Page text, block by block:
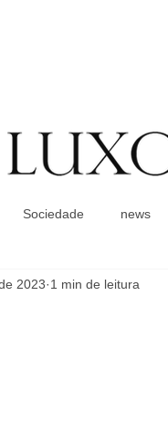
Sociedade news
2023 1 min de leitura